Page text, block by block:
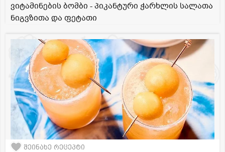
ვიტამინების ბომბი - პიკანტური ჭარხლის სალათა
ნიგვზითა და ფეტათი
შეინახე რეცეპტი